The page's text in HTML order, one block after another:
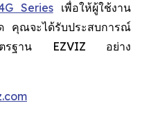
Seriesเพื่อให้ผู้ใช้งาน
คุณจะได้รับประสบการณ์
าตรฐาน EZVIZ อย่าง